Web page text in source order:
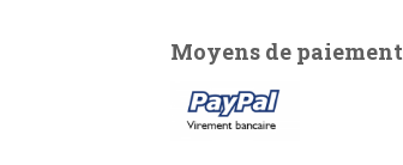
:Moyens de paiement